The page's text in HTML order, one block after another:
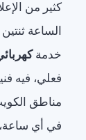
الساعة
خدمةكهربائي
فعلي، فيه
مناطق
في أي ساعة،